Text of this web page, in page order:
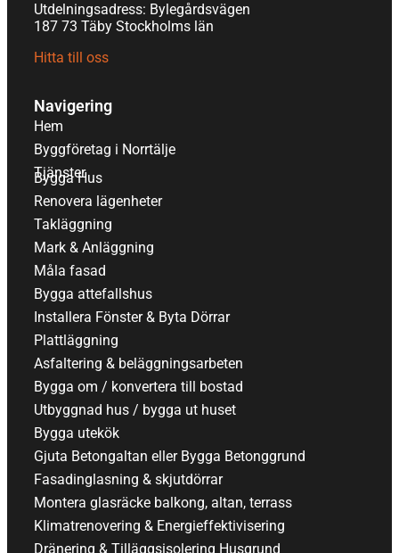
Utdelningsadress: Bylegårdsvägen
187 73 Täby Stockholms län
Hitta till oss
Navigering
Hem
Byggföretag i Norrtälje
Tjänster
Bygga Hus
Renovera lägenheter
Takläggning
Mark & Anläggning
Måla fasad
Bygga attefallshus
Installera Fönster & Byta Dörrar
Plattläggning
Asfaltering & beläggningsarbeten
Bygga om / konvertera till bostad
Utbyggnad hus / bygga ut huset
Bygga utekök
Gjuta Betongaltan eller Bygga Betonggrund
Fasadinglasning & skjutdörrar
Montera glasräcke balkong, altan, terrass
Klimatrenovering & Energieffektivisering
Dränering & Tilläggsisolering Husgrund